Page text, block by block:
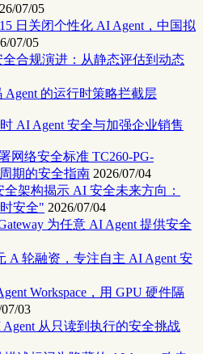
07/05
日关闭个性化 AI Agent，中国拟
07/05
合规演进：从静态评估到动态
Agent 的运行时策略拦截层
AI Agent 安全与加强企业销售
网络安全标准 TC260-PG-
期的安全指南 2026/07/04
全架构揭示 AI 安全未来方向：
安全" 2026/07/04
为任意 AI Agent 提供安全
A 轮融资，专注自主 AI Agent 安
Workspace，用 GPU 硬件隔
03
从只读到执行的安全挑战